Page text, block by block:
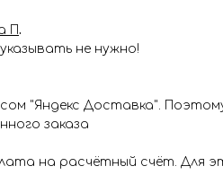
П.
не нужно!
"Яндекс Доставка".
заказа
на расчётный счёт. Для